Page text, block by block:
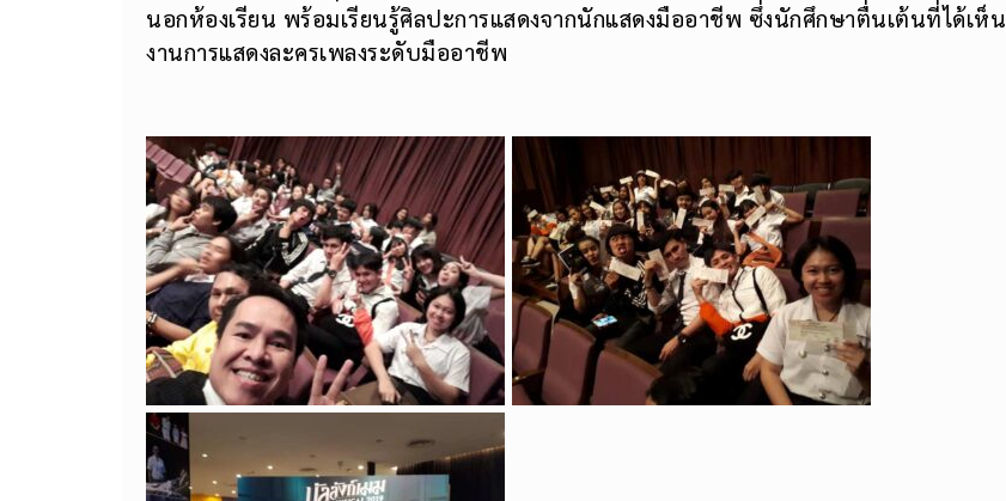
นอกห้องเรียน พร้อมเรียนรู้ศิลปะการแสดงจากนักแสดงมืออาชีพ ซึ่งนักศึกษาตื่นเต้นที่ได้เห็น
งานการแสดงละครเพลงระดับมืออาชีพ